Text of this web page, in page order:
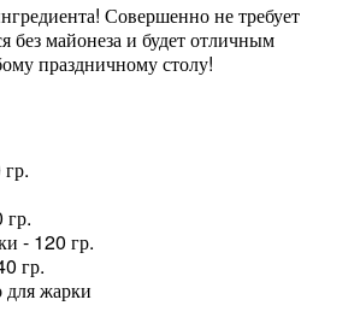
Совершенно не требует
без майонеза и будет отличным
праздничному столу!
гр.
- 120 гр.
гр.
для жарки